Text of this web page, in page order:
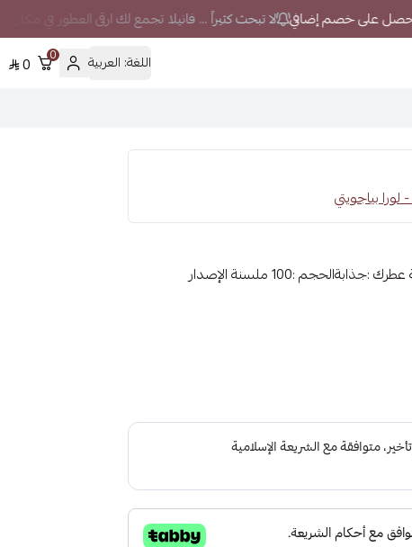
لا تبحث كثيراً ... فانيلا تجمع لك ارقى العطور في مكان
اللغة: العربية 0
0
الماركة :لورا بياجيوتيالجنس :نسائينوع المنتج :عطورشخصية عطرك :جذابةالحجم :100 ملسنة الإصدار